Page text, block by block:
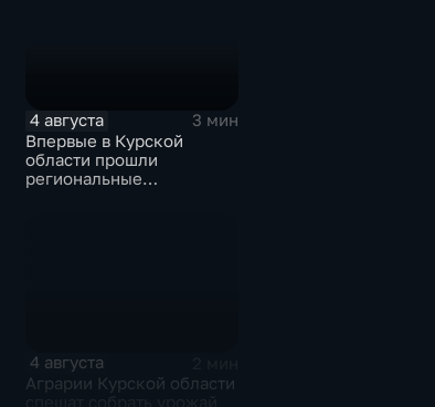
4 августа
3 мин
Впервые в Курской
области прошли
региональные
4 августа
Аграрии Курской области